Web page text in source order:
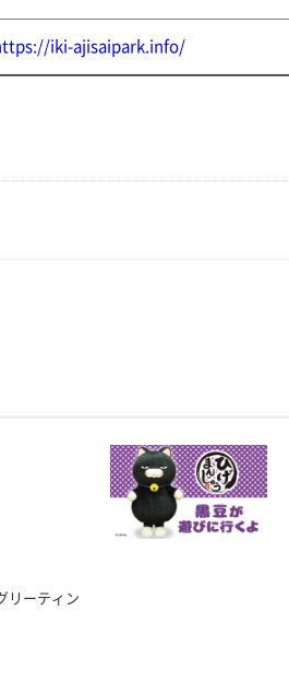
iki-ajisaipark.info/
リーティン